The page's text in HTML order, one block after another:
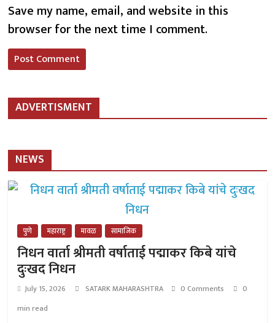
Save my name, email, and website in this
browser for the next time I comment.
ADVERTISMENT
NEWS
पुणे महाराष्ट्र मावळ सामाजिक
निधन वार्ता श्रीमती वर्षाताई पद्माकर किबे यांचे
दुःखद निधन
July 15, 2026 SATARK MAHARASHTRA 0 Comments
0
min read